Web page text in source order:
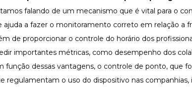
conhecimento
e Templates
e rápido
falando de um mecanismo que é vital para o
ajuda a fazer o monitoramento correto em relação a
de proporcionar o controle do horário dos
importantes métricas, como desempenho dos
função dessas vantagens, o controle de ponto, que
regulamentam o uso do dispositivo nas